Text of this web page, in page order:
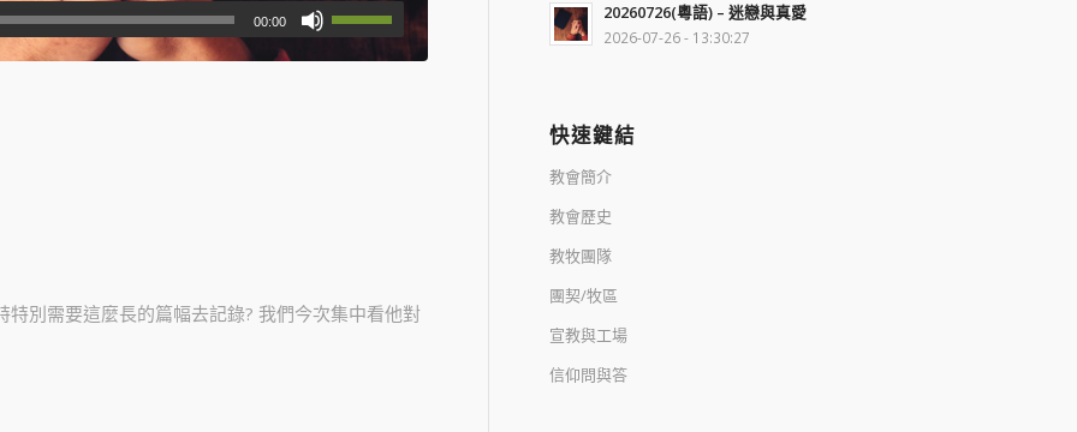
00:00
別需要這麼長的篇幅去記錄? 我們今次集中看他對
20260726(粵語) – 迷戀與真愛
2026-07-26 - 13:30:27
快速鍵結
教會簡介
教會歷史
教牧團隊
團契/牧區
宣教與工場
信仰問與答